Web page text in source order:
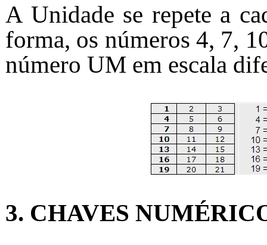
A Unidade se repete a
forma, os números 4, 7,
número UM em escala
3. CHAVES